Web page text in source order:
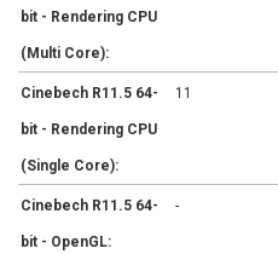
bit - Rendering CPU
(Multi Core):
Cinebech R11.5 64-
bit - Rendering CPU
(Single Core):
11
Cinebech R11.5 64-
bit - OpenGL:
-